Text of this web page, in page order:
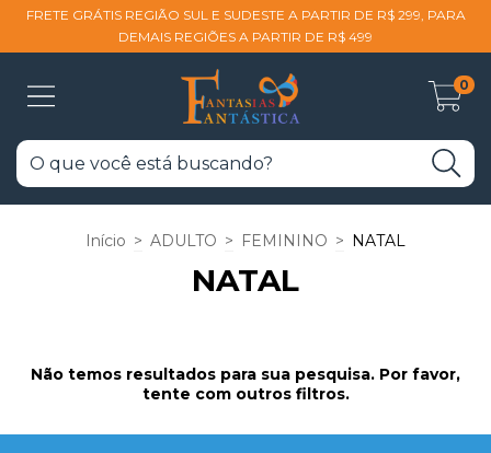
FRETE GRÁTIS REGIÃO SUL E SUDESTE A PARTIR DE R$ 299, PARA
DEMAIS REGIÕES A PARTIR DE R$ 499
0
Início > ADULTO > FEMININO > NATAL
NATAL
Não temos resultados para sua pesquisa. Por favor,
tente com outros filtros.